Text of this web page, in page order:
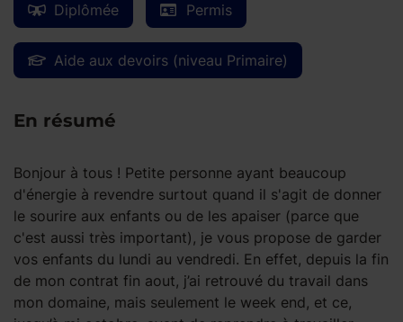
Diplômée Permis
Aide aux devoirs (niveau Primaire)
En résumé
Bonjour à tous ! Petite personne ayant beaucoup
d'énergie à revendre surtout quand il s'agit de donner
le sourire aux enfants ou de les apaiser (parce que
c'est aussi très important), je vous propose de garder
vos enfants du lundi au vendredi. En effet, depuis la fin
de mon contrat fin aout, j’ai retrouvé du travail dans
mon domaine, mais seulement le week end, et ce,